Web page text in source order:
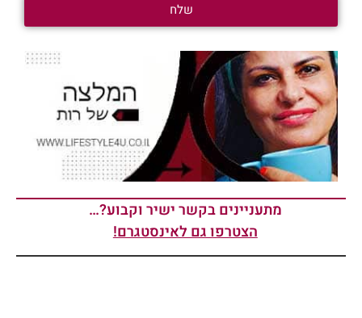
שלח
מתעניינים בקשר ישיר וקבוע?…
הצטרפו גם לאינסטגרם!